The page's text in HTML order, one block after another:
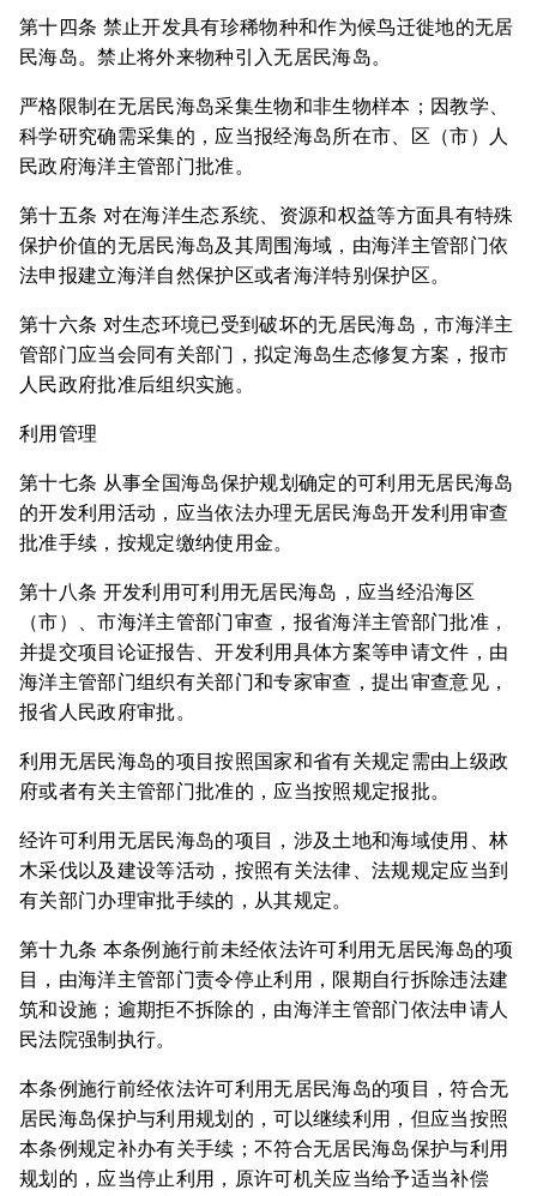
第十四条 禁止开发具有珍稀物种和作为候鸟迁徙地的无居
民海岛。禁止将外来物种引入无居民海岛。
严格限制在无居民海岛采集生物和非生物样本；因教学、
科学研究确需采集的，应当报经海岛所在市、区（市）人
民政府海洋主管部门批准。
第十五条 对在海洋生态系统、资源和权益等方面具有特殊
保护价值的无居民海岛及其周围海域，由海洋主管部门依
法申报建立海洋自然保护区或者海洋特别保护区。
第十六条 对生态环境已受到破坏的无居民海岛，市海洋主
管部门应当会同有关部门，拟定海岛生态修复方案，报市
人民政府批准后组织实施。
利用管理
第十七条 从事全国海岛保护规划确定的可利用无居民海岛
的开发利用活动，应当依法办理无居民海岛开发利用审查
批准手续，按规定缴纳使用金。
第十八条 开发利用可利用无居民海岛，应当经沿海区
（市）、市海洋主管部门审查，报省海洋主管部门批准，
并提交项目论证报告、开发利用具体方案等申请文件，由
海洋主管部门组织有关部门和专家审查，提出审查意见，
报省人民政府审批。
利用无居民海岛的项目按照国家和省有关规定需由上级政
府或者有关主管部门批准的，应当按照规定报批。
经许可利用无居民海岛的项目，涉及土地和海域使用、林
木采伐以及建设等活动，按照有关法律、法规规定应当到
有关部门办理审批手续的，从其规定。
第十九条 本条例施行前未经依法许可利用无居民海岛的项
目，由海洋主管部门责令停止利用，限期自行拆除违法建
筑和设施；逾期拒不拆除的，由海洋主管部门依法申请人
民法院强制执行。
本条例施行前经依法许可利用无居民海岛的项目，符合无
居民海岛保护与利用规划的，可以继续利用，但应当按照
本条例规定补办有关手续；不符合无居民海岛保护与利用
规划的，应当停止利用，原许可机关应当给予适当补偿